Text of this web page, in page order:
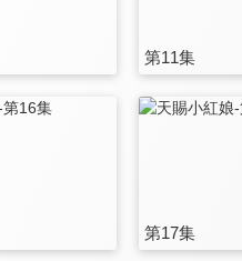
第11集
第17集